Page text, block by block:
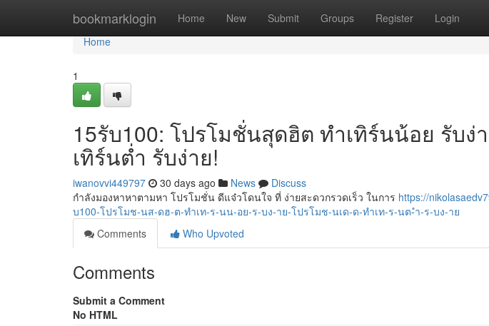
bookmarklogin Home New Submit Groups Register Login
Home
Home
1
15รับ100: โปรโมชั่นสุดฮิต ทำเทิร์นน้อย รับง่
เทิร์นต่ำ รับง่าย!
iwanovvi449797 30 days ago News
Discuss
กำลังมองหาหาตามหา โปรโมชั่น ดีแจ๋วโดนใจ ที่ ง่ายสะดวกรวดเร็ว ในการ https://
บ100-โปรโมช-นส-ดฮ-ต-ทำเท-ร-นน-อย-ร-บง-าย-โปรโมช-นเด-ด-ทำเท-ร-นต-ำ-ร-บง-าย
Comments
Who Upvoted
Comments
Submit a Comment
No HTML